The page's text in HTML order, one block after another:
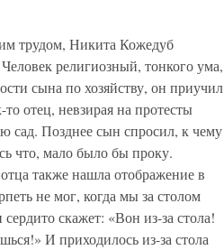
трудом, Никита Кожедуб
религиозный, тонкого ума,
сына по хозяйству, он приучил
отец, невзирая на протесты
сад. Позднее сын спросил, к чему
что, мало было бы проку.
также нашла отображение в
не мог, когда мы за столом
скажет: «Вон из-за стола!
И приходилось из-за стола